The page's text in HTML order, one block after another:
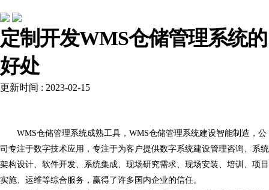
定制开发WMS仓储管理系统的
好处
更新时间 : 2023-02-15
WMS仓储管理系统成熟工具，WMS仓储管理系统建设智能制造，公
司专注于数字技术应用，专注于为客户提供数字系统建设管理咨询、系统
架构设计、软件开发、系统集成、现场研究需求、现场安装、培训、项目
实施、运维等综合服务，赢得了许多国内企业的信任。